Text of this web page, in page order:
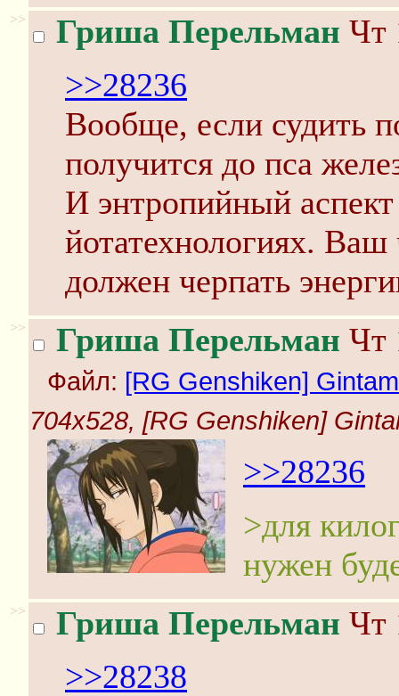
>> Гриша Перельман Чт
>>28236
Вообще, если судить
получится до пса
И энтропийный
йотатехнологиях. Ваш
должен черпать
>> Гриша Перельман Чт
Файл: [RG Genshiken]
704x528, [RG Genshiken]
>>28236
>для
нужен
>> Гриша Перельман Чт
>>28238